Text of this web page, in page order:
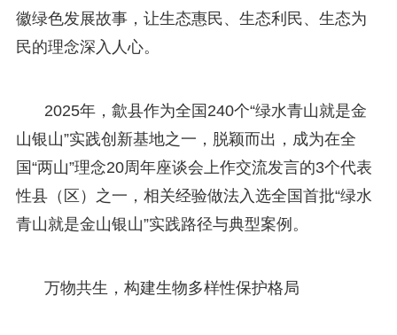
徽绿色发展故事，让生态惠民、生态利民、生态为
民的理念深入人心。
2025年，歙县作为全国240个“绿水青山就是金
山银山”实践创新基地之一，脱颖而出，成为在全
国“两山”理念20周年座谈会上作交流发言的3个代表
性县（区）之一，相关经验做法入选全国首批“绿水
青山就是金山银山”实践路径与典型案例。
万物共生，构建生物多样性保护格局